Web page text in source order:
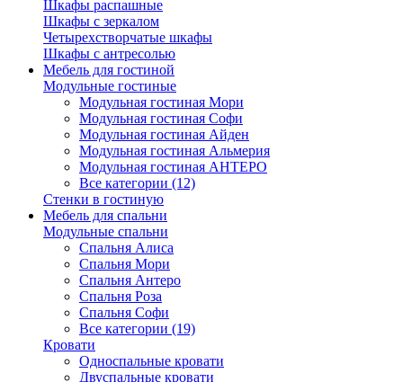
Шкафы распашные
Шкафы с зеркалом
Четырехстворчатые шкафы
Шкафы с антресолью
Мебель для гостиной
Модульные гостиные
Модульная гостиная Мори
Модульная гостиная Софи
Модульная гостиная Айден
Модульная гостиная Альмерия
Модульная гостиная АНТЕРО
Все категории (12)
Стенки в гостиную
Мебель для спальни
Модульные спальни
Спальня Алиса
Спальня Мори
Спальня Антеро
Спальня Роза
Спальня Софи
Все категории (19)
Кровати
Односпальные кровати
Двуспальные кровати